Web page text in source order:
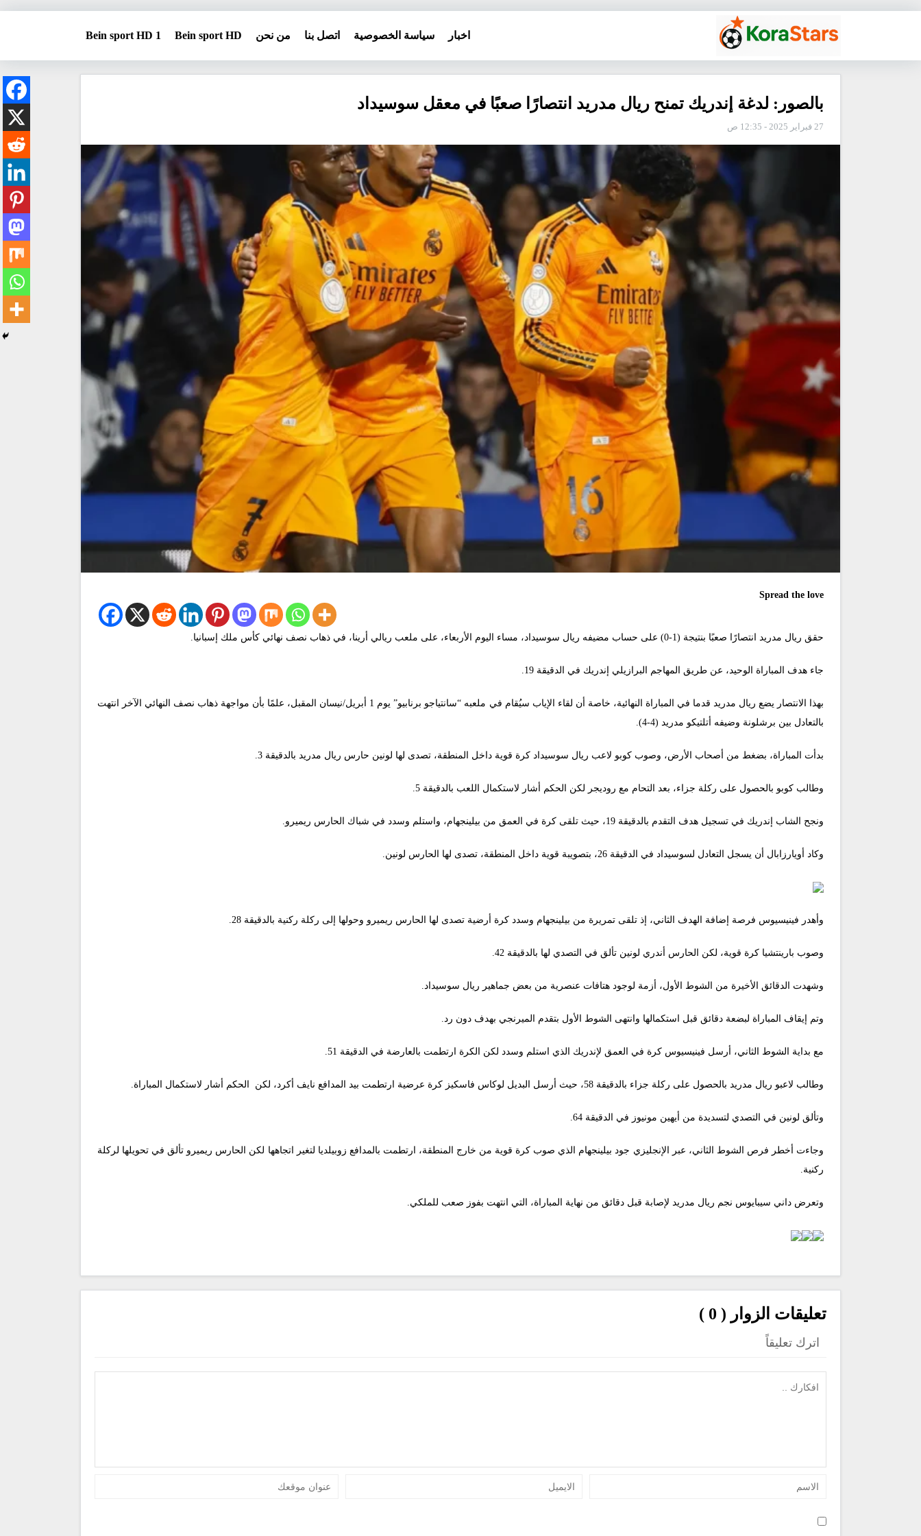
اخبار سياسة الخصوصية اتصل بنا من نحن Bein sport HD
Bein sport HD 1
بالصور: لدغة إندريك تمنح ريال مدريد انتصارًا صعبًا في معقل سوسيداد
27 فبراير 2025 - 12:35 ص
Spread the love
حقق ريال مدريد انتصارًا صعبًا بنتيجة (1-0) على حساب مضيفه ريال سوسيداد، مساء اليوم الأربعاء، على ملعب ريالي أرينا، في ذهاب نصف نهائي كأس ملك إسبانيا.
جاء هدف المباراة الوحيد، عن طريق المهاجم البرازيلي إندريك في الدقيقة 19.
بهذا الانتصار يضع ريال مدريد قدما في المباراة النهائية، خاصة أن لقاء الإياب سيُقام في ملعبه “سانتياجو برنابيو” يوم 1 أبريل/نيسان المقبل، علمًا بأن مواجهة ذهاب نصف النهائي الآخر انتهت
بالتعادل بين برشلونة وضيفه أتلتيكو مدريد (4-4).
بدأت المباراة، بضغط من أصحاب الأرض، وصوب كوبو لاعب ريال سوسيداد كرة قوية داخل المنطقة، تصدى لها لونين حارس ريال مدريد بالدقيقة 3.
وطالب كوبو بالحصول على ركلة جزاء، بعد التحام مع روديجر لكن الحكم أشار لاستكمال اللعب بالدقيقة 5.
ونجح الشاب إندريك في تسجيل هدف التقدم بالدقيقة 19، حيث تلقى كرة في العمق من بيلينجهام، واستلم وسدد في شباك الحارس ريميرو.
وكاد أويارزابال أن يسجل التعادل لسوسيداد في الدقيقة 26، بتصويبة قوية داخل المنطقة، تصدى لها الحارس لونين.
وأهدر فينيسيوس فرصة إضافة الهدف الثاني، إذ تلقى تمريرة من بيلينجهام وسدد كرة أرضية تصدى لها الحارس ريميرو وحولها إلى ركلة ركنية بالدقيقة 28.
وصوب بارينتشيا كرة قوية، لكن الحارس أندري لونين تألق في التصدي لها بالدقيقة 42.
وشهدت الدقائق الأخيرة من الشوط الأول، أزمة لوجود هتافات عنصرية من بعض جماهير ريال سوسيداد.
وتم إيقاف المباراة لبضعة دقائق قبل استكمالها وانتهى الشوط الأول بتقدم الميرنجي بهدف دون رد.
مع بداية الشوط الثاني، أرسل فينيسيوس كرة في العمق لإندريك الذي استلم وسدد لكن الكرة ارتطمت بالعارضة في الدقيقة 51.
وطالب لاعبو ريال مدريد بالحصول على ركلة جزاء بالدقيقة 58، حيث أرسل البديل لوكاس فاسكيز كرة عرضية ارتطمت بيد المدافع نايف أكرد، لكن الحكم أشار لاستكمال المباراة.
وتألق لونين في التصدي لتسديدة من أيهين مونيوز في الدقيقة 64.
وجاءت أخطر فرص الشوط الثاني، عبر الإنجليزي جود بيلينجهام الذي صوب كرة قوية من خارج المنطقة، ارتطمت بالمدافع زوبيلديا لتغير اتجاهها لكن الحارس ريميرو تألق في تحويلها لركلة
ركنية.
وتعرض داني سيبايوس نجم ريال مدريد لإصابة قبل دقائق من نهاية المباراة، التي انتهت بفوز صعب للملكي.
تعليقات الزوار ( 0 )
اترك تعليقاً